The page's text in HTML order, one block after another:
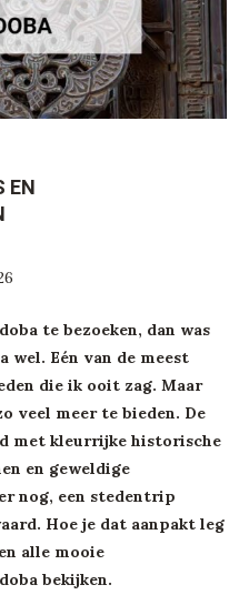
EN
te bezoeken, dan was
wel. Eén van de meest
die ik ooit zag. Maar
veel meer te bieden. De
met kleurrijke historische
en geweldige
nog, een stedentrip
Hoe je dat aanpakt leg
alle mooie
bekijken.